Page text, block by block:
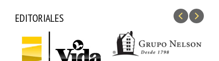
EDITORIALES